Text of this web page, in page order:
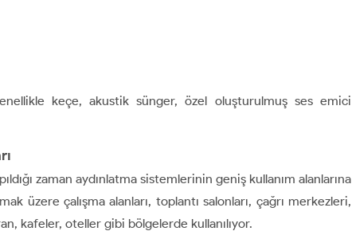
keçe, akustik sünger, özel oluşturulmuş ses emici
zaman aydınlatma sistemlerinin geniş kullanım alanlarına
üzere çalışma alanları, toplantı salonları, çağrı merkezleri,
kafeler, oteller gibi bölgelerde kullanılıyor.